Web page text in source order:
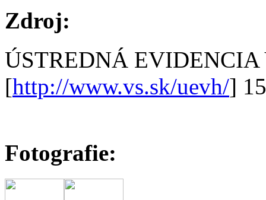
Zdroj:
ÚSTREDNÁ
[http://www.vs.sk/uevh/]
Fotografie: